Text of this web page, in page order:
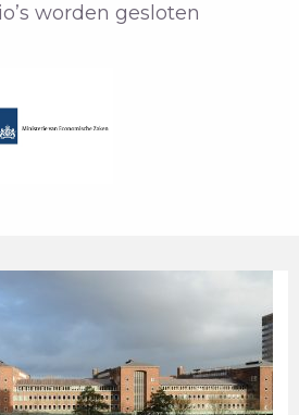
worden gesloten